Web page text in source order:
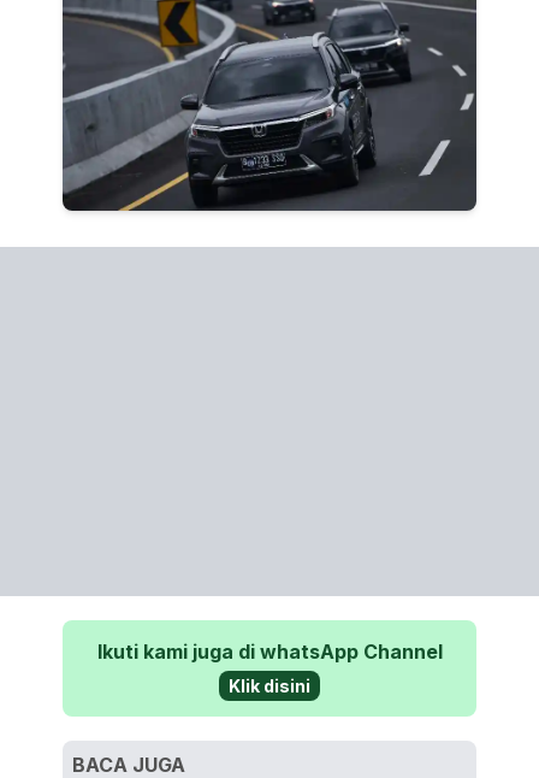
Ikuti kami juga di whatsApp Channel
Klik disini
BACA JUGA